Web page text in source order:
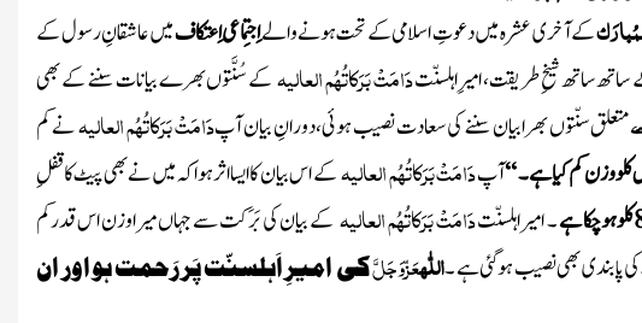
کے آخری عشرہ میں دعوتِ اسلامی کے تحت ہونےوالےاِجتِماعی اِعتکافمیں عاشقانِ رسول کے
ساتھ شیخِ طریقت، امیرِاہلسنّتدَامَتْ بَرَکاتُہُم العالیہکے سُنَّتوں بھرے بیانات سننے کے بھی
ے متعلق سنّتوں بھرابیان سننے کی سعادت نصیب ہوئی، دورانِ بیان آپدَامَتْ بَرَکاتُہُم العالیہنے کم
کلووزن کم کیاہے ۔ ‘‘آپدَامَتْ بَرَکاتُہُم العالیہکے اس بیان کاایسااثرہواکہ میں نے بھی پیٹ کاقفلِ
کلوہوچکا ہے۔ امیراہلسنّتدَامَتْ بَرَکاتُہُم العالیہکے بیان کی بَرَکت سے جہاں میراوزن اس قدرکم
پابندی بھی نصیب ہوگئی ہے ۔اللّٰہعَزّوَجَلَّکیامیرِ اَہلسنّت پَر رَحمت ہو اور ان